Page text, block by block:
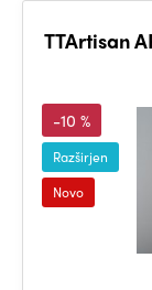
TTArtisan
-10 %
Razširjen
Novo